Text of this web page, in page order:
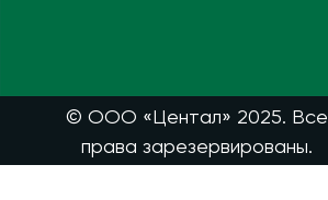
© ООО «Центал» 2025. Все
права зарезервированы.